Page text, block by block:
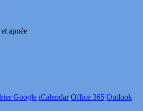
Google iCalendar Office 365 Outlook